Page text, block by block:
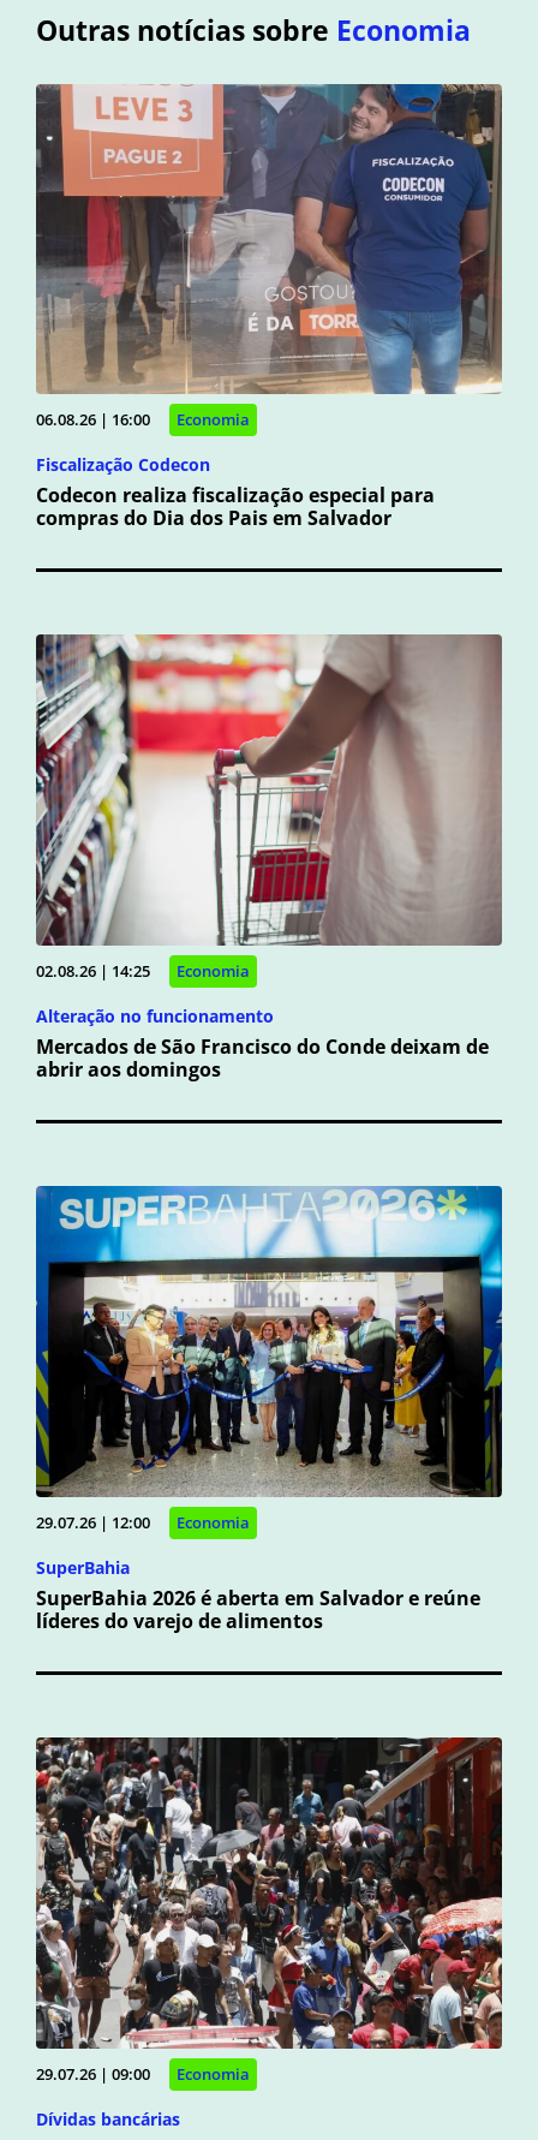
Outras notícias sobre Economia
06.08.26 | 16:00 Economia
Fiscalização Codecon
Codecon realiza fiscalização especial para
compras do Dia dos Pais em Salvador
02.08.26 | 14:25 Economia
Alteração no funcionamento
Mercados de São Francisco do Conde deixam de
abrir aos domingos
29.07.26 | 12:00 Economia
SuperBahia
SuperBahia 2026 é aberta em Salvador e reúne
líderes do varejo de alimentos
29.07.26 | 09:00 Economia
Dívidas bancárias